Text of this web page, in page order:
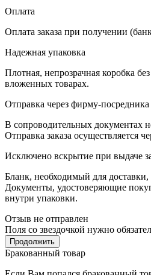
Оплата
Оплата заказа при получении
Надежная упаковка
Плотная, непрозрачная коробка
вложенных товарах.
Отправка через фирму-посредника
В сопроводительных документах
Отправка заказа осуществляется
Исключено вскрытие при выдаче
Бланк, необходимый для доставки,
Документы, удостоверяющие
внутри упаковки.
Отзыв не отправлен
Поля со звездочкой нужно
Продолжить
Бракованный товар